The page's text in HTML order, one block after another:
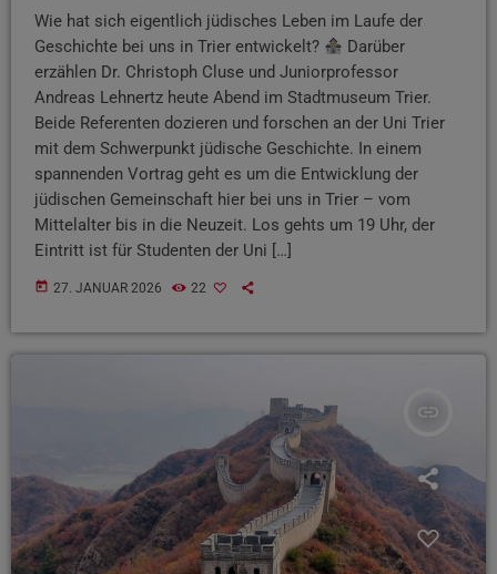
Wie hat sich eigentlich jüdisches Leben im Laufe der
Geschichte bei uns in Trier entwickelt?
Darüber
erzählen Dr. Christoph Cluse und Juniorprofessor
Andreas Lehnertz heute Abend im Stadtmuseum Trier.
Beide Referenten dozieren und forschen an der Uni Trier
mit dem Schwerpunkt jüdische Geschichte. In einem
spannenden Vortrag geht es um die Entwicklung der
jüdischen Gemeinschaft hier bei uns in Trier – vom
Mittelalter bis in die Neuzeit. Los gehts um 19 Uhr, der
Eintritt ist für Studenten der Uni […]
today 27. JANUAR 2026 22
insert_link